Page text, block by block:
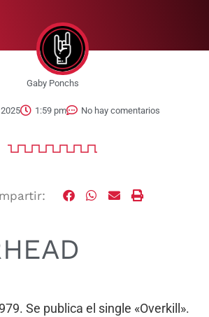
Gaby Ponchs
1:59 pm No hay comentarios
Se publica el single «Overkill».